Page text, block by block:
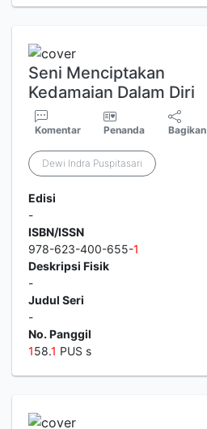
Seni Menciptakan
Kedamaian Dalam Diri
Komentar Penanda Bagikan
Dewi Indra Puspitasari
Edisi
-
ISBN/ISSN
978-623-400-655-1
Deskripsi Fisik
-
Judul Seri
-
No. Panggil
158.1 PUS s